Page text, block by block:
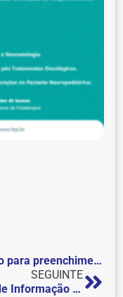
FEPI fará atendimento gratuito para preenchimento e entrega da declaração de Imposto de Renda; veja como participar
SEGUINTE
Semana dos cursos de Sistemas de Informação e Tecnologia em Análise e Desenvolvimento de Sistemas